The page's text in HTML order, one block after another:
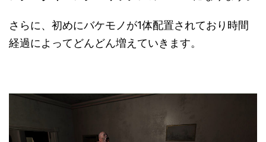
さらに、初めにバケモノが1体配置されており時間
経過によってどんどん増えていきます。